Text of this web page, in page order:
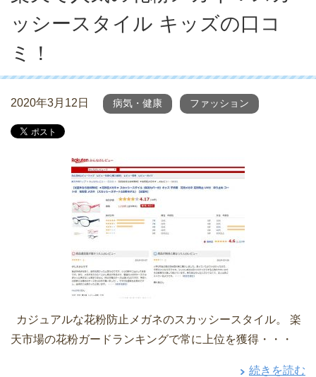
ッシースタイル キッズの口コ
ミ！
2020年3月12日 病気・健康 ファッション
カジュアルな花粉防止メガネのスカッシースタイル。 楽
天市場の花粉ガードランキングで常に上位を獲得・・・
続きを読む